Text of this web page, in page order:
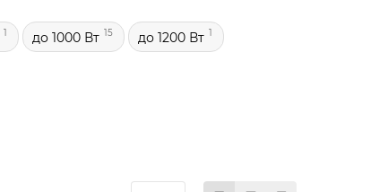
1 до 1000 Вт 15 до 1200 Вт 1